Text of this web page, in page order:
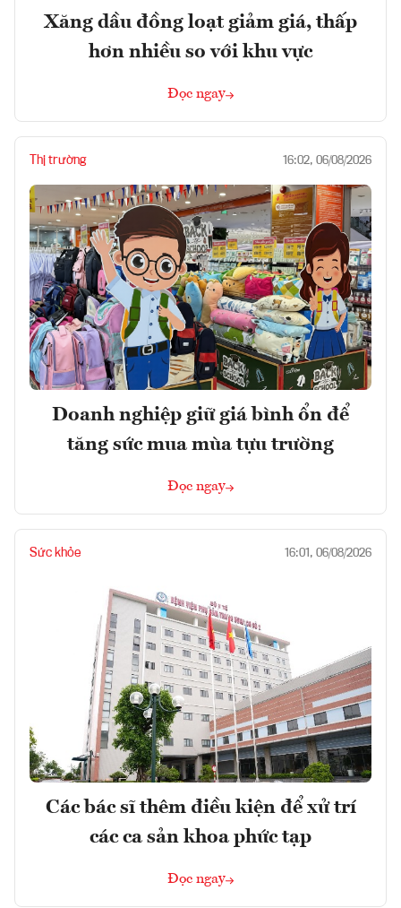
Xăng dầu đồng loạt giảm giá, thấp
hơn nhiều so với khu vực
Đọc ngay
Thị trường 16:02, 06/08/2026
Doanh nghiệp giữ giá bình ổn để
tăng sức mua mùa tựu trường
Đọc ngay
Sức khỏe 16:01, 06/08/2026
Các bác sĩ thêm điều kiện để xử trí
các ca sản khoa phức tạp
Đọc ngay